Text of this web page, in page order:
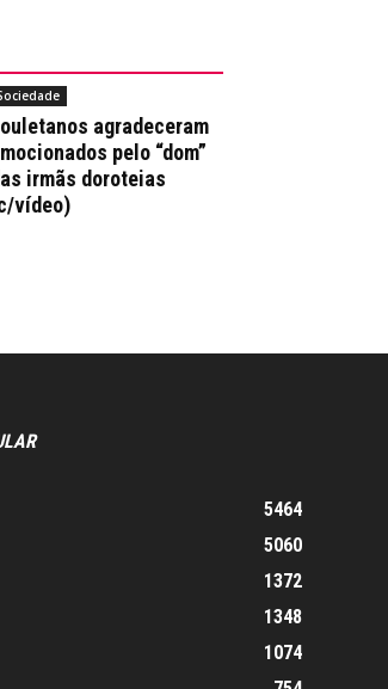
agradeceram
pelo “dom”
irmãs doroteias
vídeo)
5464
5060
1372
1348
1074